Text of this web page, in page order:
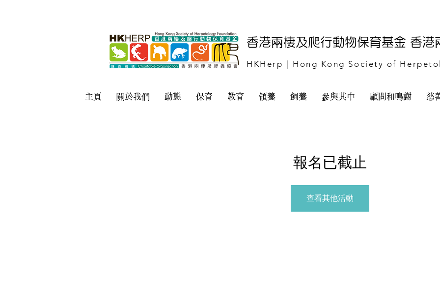
香港兩棲及爬行動物保育基金 香港
HKHerp | Hong Kong Society of
主頁 關於我們 動態 保育 教育 領養 飼養 參與其中 顧問和鳴謝 慈
報名已截止
查看其他活動